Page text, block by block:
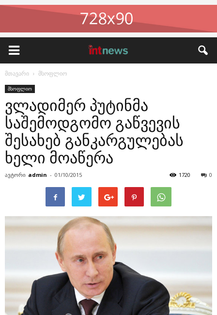
მთავარი მსოფლიო
მსოფლიო
ვლადიმერ პუტინმა
საშემოდგომო გაწვევის
შესახებ განკარგულებას
ხელი მოაწერა
ავტორი admin - 01/10/2015 0
1720